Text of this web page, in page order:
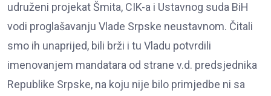
udruženi projekat Šmita, CIK-a i Ustavnog suda BiH
vodi proglašavanju Vlade Srpske neustavnom. Čitali
smo ih unaprijed, bili brži i tu Vladu potvrdili
imenovanjem mandatara od strane v.d. predsjednika
Republike Srpske, na koju nije bilo primjedbe ni sa